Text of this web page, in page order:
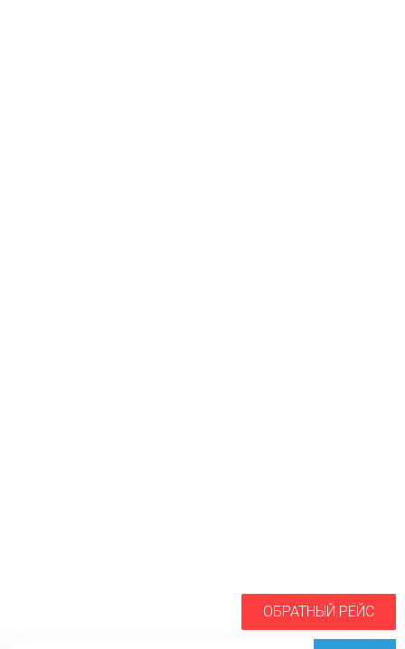
ОБРАТНЫЙ РЕЙС